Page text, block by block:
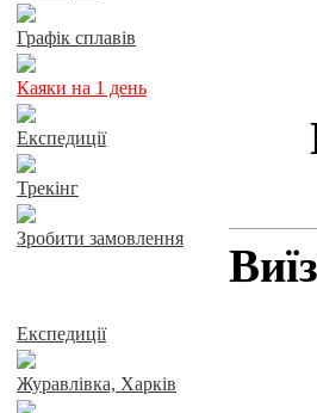
Графік сплавів
Каяки на 1 день
Експедиції
Трекінг
Зробити замовлення
Експедиції
Журавлівка, Харків